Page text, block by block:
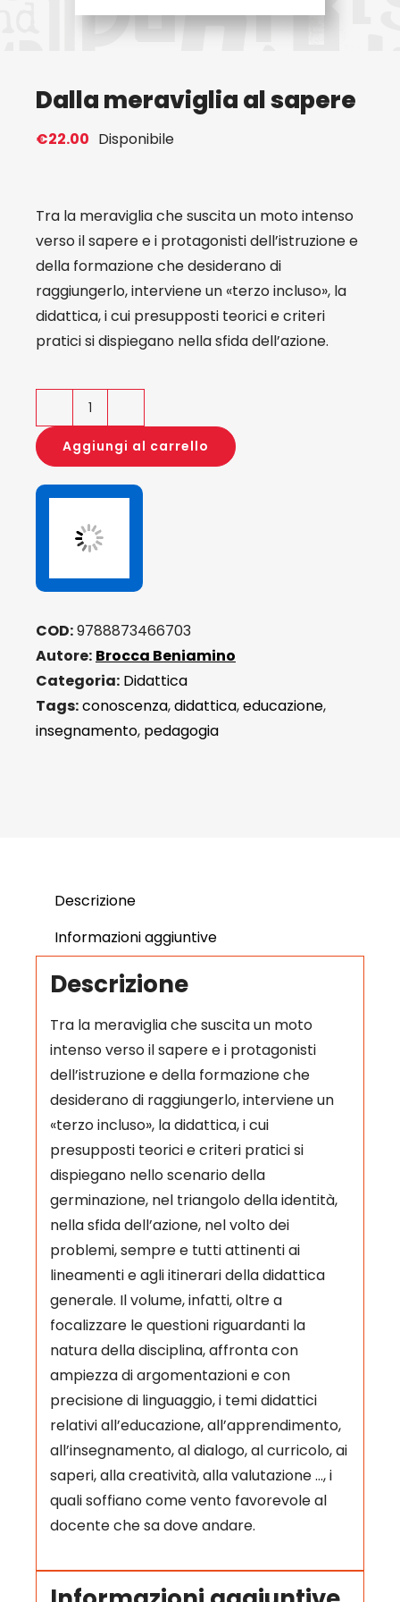
Dalla meraviglia al sapere
€22.00 Disponibile
Tra la meraviglia che suscita un moto intenso
verso il sapere e i protagonisti dell’istruzione e
della formazione che desiderano di
raggiungerlo, interviene un «terzo incluso», la
didattica, i cui presupposti teorici e criteri
pratici si dispiegano nella sfida dell’azione.
Dalla
meraviglia
al
sapere
quantità
Aggiungi al carrello
COD:9788873466703
Autore: Brocca Beniamino
Categoria: Didattica
Tags:conoscenza,didattica,educazione,
insegnamento, pedagogia
Descrizione
Informazioni aggiuntive
Descrizione
Tra la meraviglia che suscita un moto
intenso verso il sapere e i protagonisti
dell’istruzione e della formazione che
desiderano di raggiungerlo, interviene un
«terzo incluso», la didattica, i cui
presupposti teorici e criteri pratici si
dispiegano nello scenario della
germinazione, nel triangolo della identità,
nella sfida dell’azione, nel volto dei
problemi, sempre e tutti attinenti ai
lineamenti e agli itinerari della didattica
generale. Il volume, infatti, oltre a
focalizzare le questioni riguardanti la
natura della disciplina, affronta con
ampiezza di argomentazioni e con
precisione di linguaggio, i temi didattici
relativi all’educazione, all’apprendimento,
all’insegnamento, al dialogo, al curricolo, ai
saperi, alla creatività, alla valutazione …, i
quali soffiano come vento favorevole al
docente che sa dove andare.